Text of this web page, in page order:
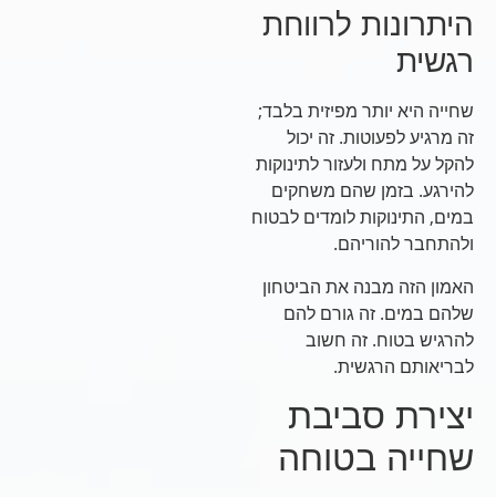
היתרונות לרווחת
רגשית
שחייה היא יותר מפיזית בלבד;
זה מרגיע לפעוטות. זה יכול
להקל על מתח ולעזור לתינוקות
להירגע. בזמן שהם משחקים
במים, התינוקות לומדים לבטוח
ולהתחבר להוריהם.
האמון הזה מבנה את הביטחון
שלהם במים. זה גורם להם
להרגיש בטוח. זה חשוב
לבריאותם הרגשית.
יצירת סביבת
שחייה בטוחה